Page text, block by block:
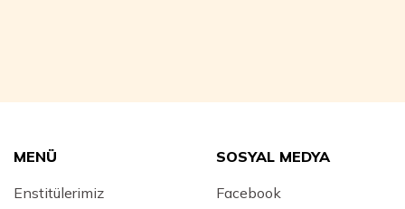
MENÜ
Enstitülerimiz
SOSYAL MEDYA
Facebook